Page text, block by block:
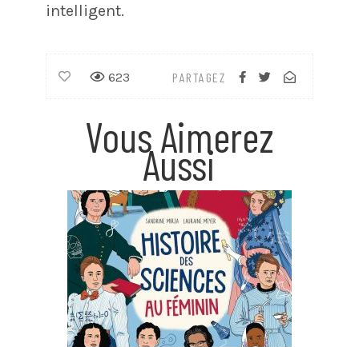
intelligent.
PARTAGEZ
623
Vous Aimerez
Aussi